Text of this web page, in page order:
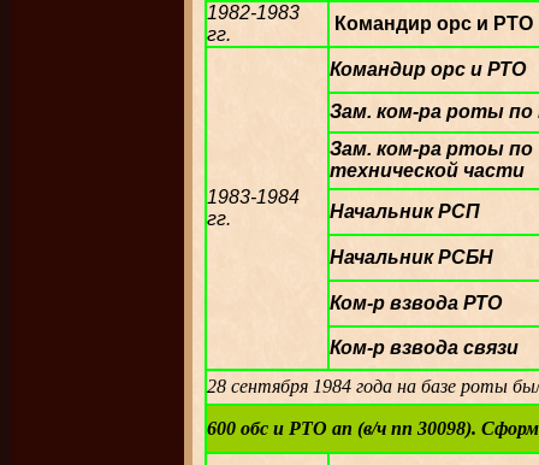
1982-1983
гг.
Командир орс и РТО
1983-1984
гг.
Командир орс и РТО
Зам. ком-ра роты по
Зам. ком-ра ртоы по
технической части
Начальник РСП
Начальник РСБН
Ком-р взвода РТО
Ком-р взвода связи
28 сентября 1984 года на базе роты
600 обс и РТО ап (в/ч пп 30098).